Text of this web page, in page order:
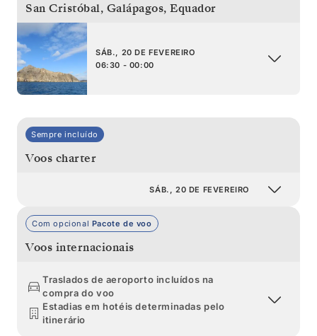
San Cristóbal, Galápagos, Equador
SÁB., 20 DE FEVEREIRO
06:30 - 00:00
Sempre incluído
Voos charter
SÁB., 20 DE FEVEREIRO
Com opcional Pacote de voo
Voos internacionais
Traslados de aeroporto incluídos na
compra do voo
Estadias em hotéis determinadas pelo
itinerário